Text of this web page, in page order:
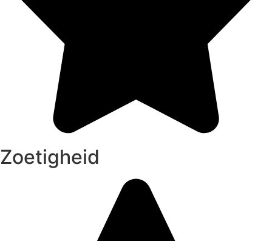
Zoetigheid